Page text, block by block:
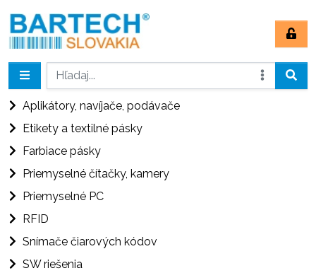
Aplikátory, navíjače, podávače
Etikety a textilné pásky
Farbiace pásky
Priemyselné čítačky, kamery
Priemyselné PC
RFID
Snímače čiarových kódov
SW riešenia